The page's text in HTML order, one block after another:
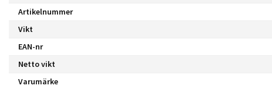
Artikelnummer
Vikt
EAN-nr
Netto vikt
Varumärke